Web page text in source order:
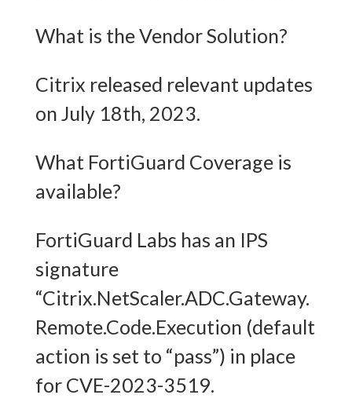
What is the Vendor Solution?
Citrix released relevant updates
on July 18th, 2023.
What FortiGuard Coverage is
available?
FortiGuard Labs has an IPS
signature
“Citrix.NetScaler.ADC.Gateway.
Remote.Code.Execution (default
action is set to “pass”) in place
for CVE-2023-3519.